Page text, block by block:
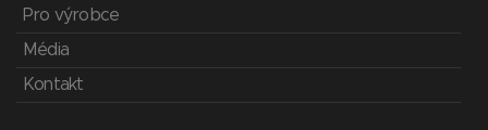
Pro výrobce
Média
Kontakt